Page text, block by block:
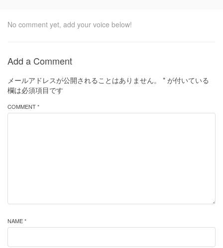
No comment yet, add your voice below!
Add a Comment
メールアドレスが公開されることはありません。 * が付いている
欄は必須項目です
COMMENT *
NAME *